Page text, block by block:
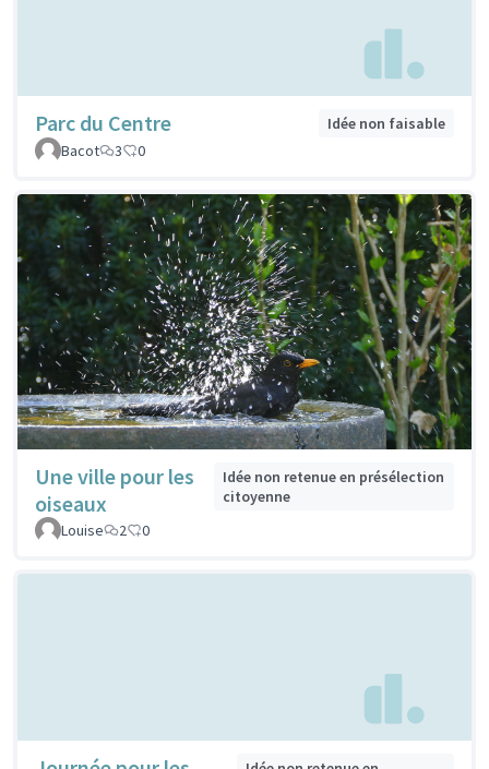
Parc du Centre
Idée non faisable
Bacot
3 0
Une ville pour les
oiseaux
Idée non retenue en présélection
citoyenne
Louise
2 0